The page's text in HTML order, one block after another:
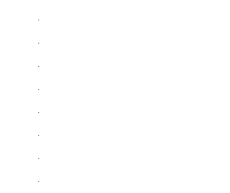
.
.
.
.
.
.
.
.